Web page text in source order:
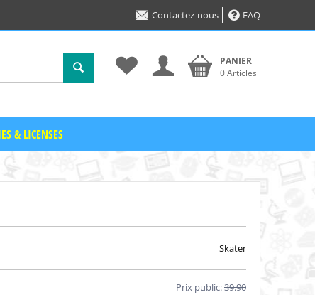
Contactez-nous FAQ
PANIER
0 Articles
& LICENSES
Skater
Prix public:39.90